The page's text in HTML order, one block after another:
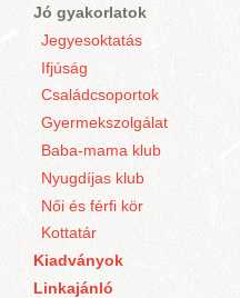
Jó gyakorlatok
Jegyesoktatás
Ifjúság
Családcsoportok
Gyermekszolgálat
Baba-mama klub
Nyugdíjas klub
Női és férfi kör
Kottatár
Kiadványok
Linkajánló